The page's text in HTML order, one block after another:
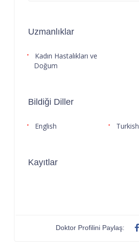
Uzmanlıklar
Kadın Hastalıkları ve
Doğum
Bildiği Diller
English Turkish
Kayıtlar
Doktor Profilini Paylaş: